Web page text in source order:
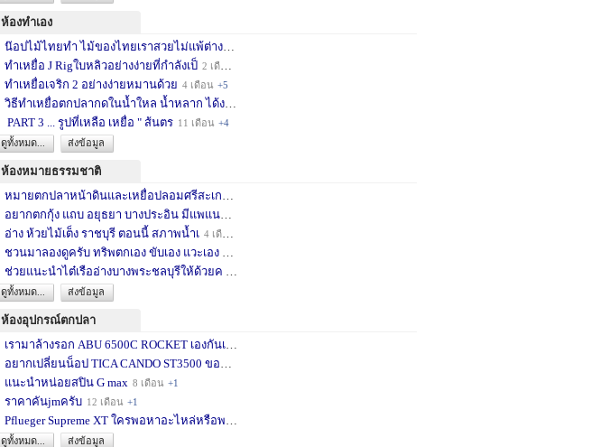
ห้องทำเอง
น๊อปไม้ไทยทำ ไม้ของไทยเราสวยไม่แพ้ต่างชา
ทำเหยื่อ J Rigใบหลิวอย่างง่ายที่กำลังเป็ 2 เดือน
ทำเหยื่อเจริก 2 อย่างง่ายหมานด้วย 4 เดือน +5
วิธีทำเหยื่อตกปลากดในน้ำใหล น้ำหลาก ได้ง
PART 3 ... รูปที่เหลือ เหยื่อ " ส้นตร 11 เดือน +4
ดูทั้งหมด...
ส่งข้อมูล
ห้องหมายธรรมชาติ
หมายตกปลาหน้าดินและเหยื่อปลอมศรีสะเกษครั
อยากตกกุ้ง แถบ อยุธยา บางประอิน มีแพแนะน
อ่าง ห้วยไม้เต็ง ราชบุรี ตอนนี้ สภาพน้ำเ 4 เดือน
ชวนมาลองดูครับ ทริพตกเอง ขับเอง แวะเอง จ
ช่วยแนะนำไต๋เรืออ่างบางพระชลบุรีให้ด้วยค
ดูทั้งหมด...
ส่งข้อมูล
ห้องอุปกรณ์ตกปลา
เรามาล้างรอก ABU 6500C ROCKET เองกันเถอ
อยากเปลี่ยนน็อป TICA CANDO ST3500 ขอคำแน
แนะนำหน่อยสปิน G max 8 เดือน +1
ราคาคันjmครับ 12 เดือน +1
Pflueger Supreme XT ใครพอหาอะไหล่หรือพอซ
ดูทั้งหมด...
ส่งข้อมูล